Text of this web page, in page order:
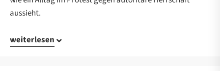
aussieht.
weiterlesen